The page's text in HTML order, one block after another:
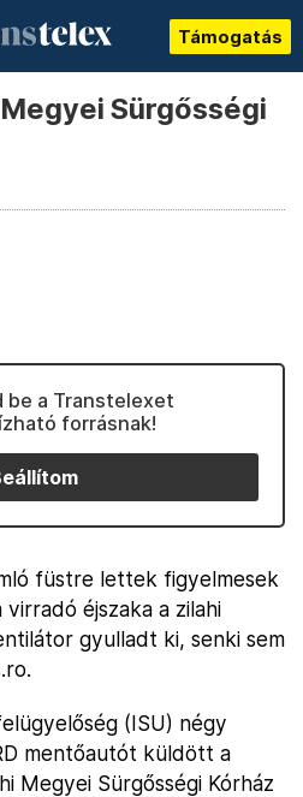
Támogatás
Sürgősségi
be a Transtelexet
forrásnak!
füstre lettek figyelmesek
éjszaka a zilahi
gyulladt ki, senki sem
(ISU) négy
mentőautót küldött a
Megyei Sürgősségi Kórház